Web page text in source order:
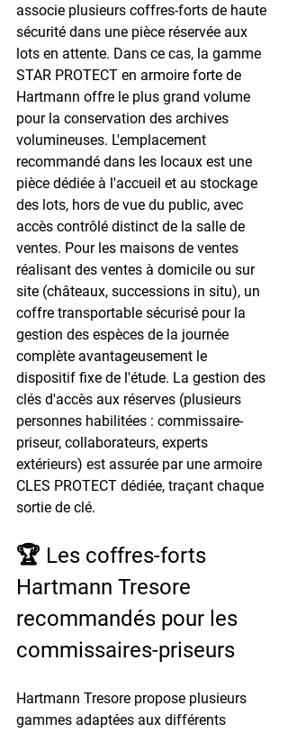
associe plusieurs coffres-forts de haute
sécurité dans une pièce réservée aux
lots en attente. Dans ce cas, la gamme
STAR PROTECT en armoire forte de
Hartmann offre le plus grand volume
pour la conservation des archives
volumineuses. L'emplacement
recommandé dans les locaux est une
pièce dédiée à l'accueil et au stockage
des lots, hors de vue du public, avec
accès contrôlé distinct de la salle de
ventes. Pour les maisons de ventes
réalisant des ventes à domicile ou sur
site (châteaux, successions in situ), un
coffre transportable sécurisé pour la
gestion des espèces de la journée
complète avantageusement le
dispositif fixe de l'étude. La gestion des
clés d'accès aux réserves (plusieurs
personnes habilitées : commissaire-
priseur, collaborateurs, experts
extérieurs) est assurée par une armoire
CLES PROTECT dédiée, traçant chaque
sortie de clé.
🏆 Les coffres-forts
Hartmann Tresore
recommandés pour les
commissaires-priseurs
Hartmann Tresore propose plusieurs
gammes adaptées aux différents